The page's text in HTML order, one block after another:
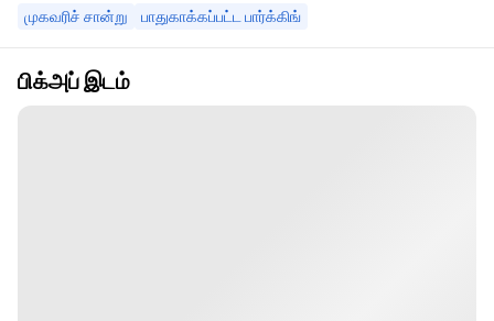
முகவரிச் சான்று பாதுகாக்கப்பட்ட பார்க்கிங்
பிக்அப் இடம்